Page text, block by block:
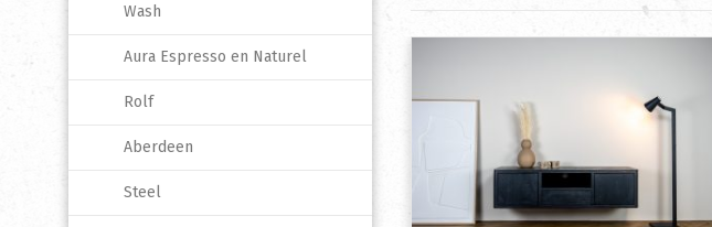
Wash
Aura Espresso en Naturel
Rolf
Aberdeen
Steel